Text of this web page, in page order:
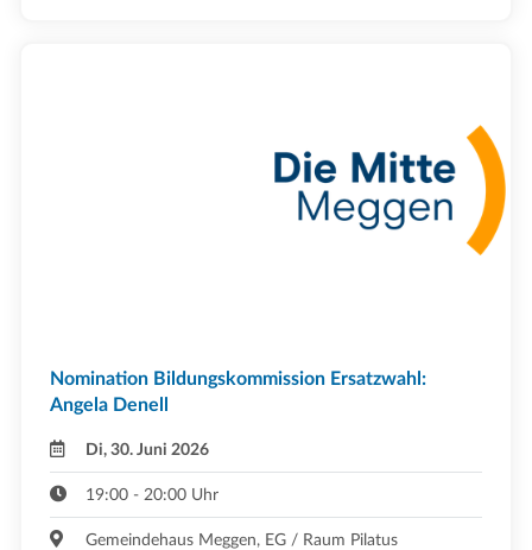
Nomination Bildungskommission Ersatzwahl:
Angela Denell
Di, 30. Juni 2026
19:00 - 20:00 Uhr
Gemeindehaus Meggen, EG / Raum Pilatus